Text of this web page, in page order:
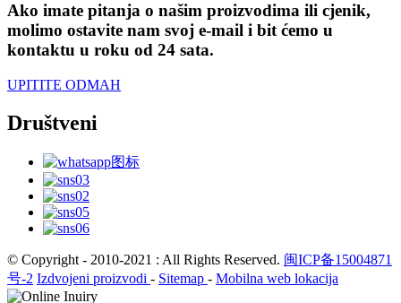
Ako imate pitanja o našim proizvodima ili cjenik,
molimo ostavite nam svoj e-mail i bit ćemo u
kontaktu u roku od 24 sata.
UPITITE ODMAH
Društveni
© Copyright - 2010-2021 : All Rights Reserved. 闽ICP备15004871
号-2 Izdvojeni proizvodi - Sitemap - Mobilna web lokacija